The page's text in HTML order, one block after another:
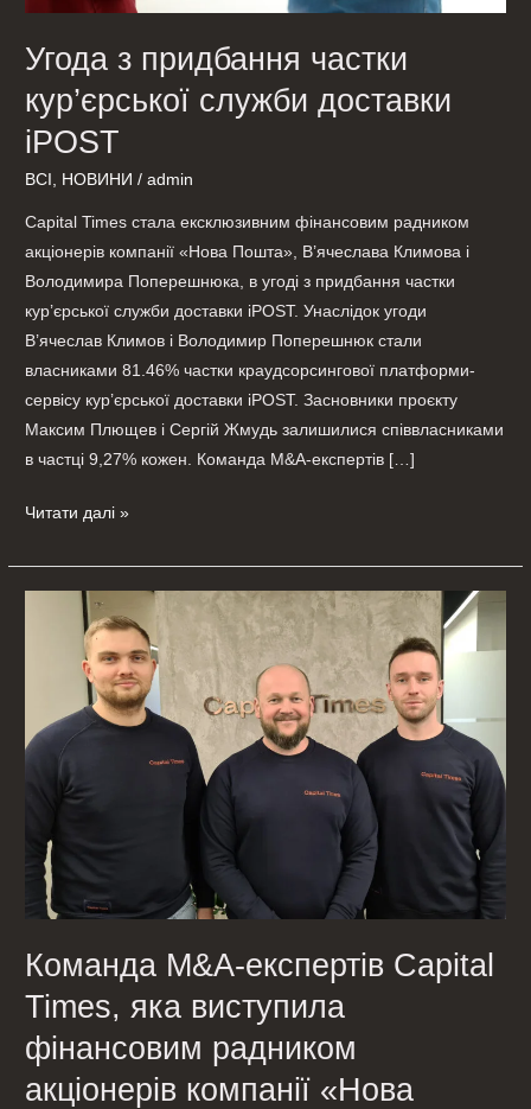
Угода з придбання частки
кур’єрської служби доставки
iPOST
ВСІ , НОВИНИ /admin
Capital Times стала ексклюзивним фінансовим радником
акціонерів компанії «Нова Пошта», В’ячеслава Климова і
Володимира Поперешнюка, в угоді з придбання частки
кур’єрської служби доставки iPOST. Унаслідок угоди
В’ячеслав Климов і Володимир Поперешнюк стали
власниками 81.46% частки краудсорсингової платформи-
сервісу кур’єрської доставки iPOST. Засновники проєкту
Максим Плющев і Сергій Жмудь залишилися співвласниками
в частці 9,27% кожен. Команда M&A-експертів […]
Читати далі »
Команда M&A-експертів Сapital
Times, яка виступила
фінансовим радником
акціонерів компанії «Нова
Команда
експертів
Times,
яка
виступила
радником
акціонерів
компанії
Пошта»